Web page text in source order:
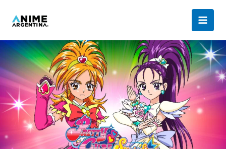
¡La
segunda
generación
de
Precure
llega
Crunchyroll!